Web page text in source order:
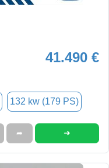
41.490 €
132 kw (179 PS)
➦ ➜